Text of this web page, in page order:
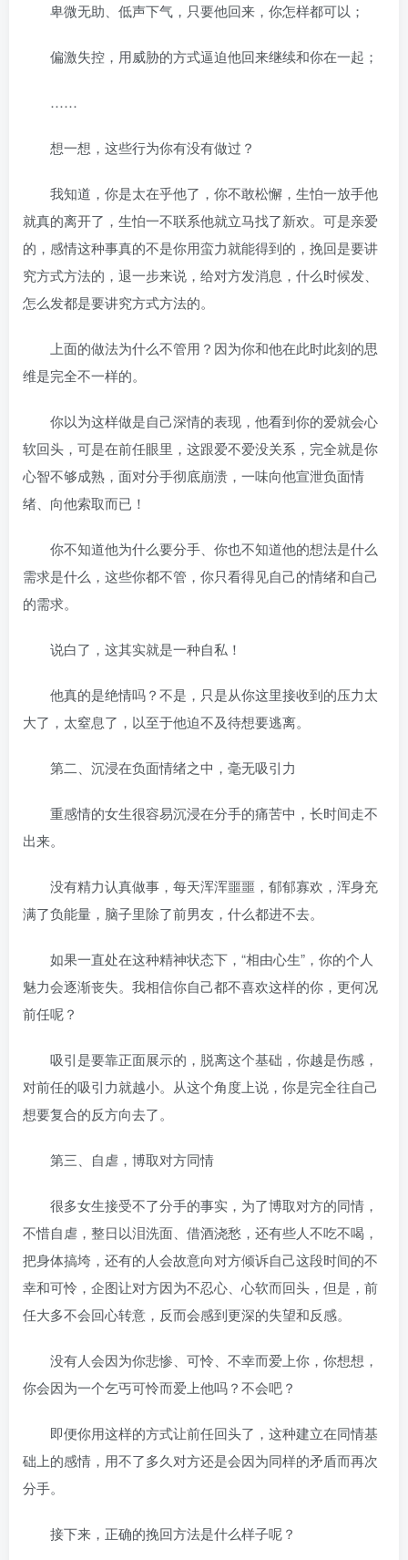
卑微无助、低声下气，只要他回来，你怎样都可以；
偏激失控，用威胁的方式逼迫他回来继续和你在一起；
……
想一想，这些行为你有没有做过？
我知道，你是太在乎他了，你不敢松懈，生怕一放手他
就真的离开了，生怕一不联系他就立马找了新欢。可是亲爱
的，感情这种事真的不是你用蛮力就能得到的，挽回是要讲
究方式方法的，退一步来说，给对方发消息，什么时候发、
怎么发都是要讲究方式方法的。
上面的做法为什么不管用？因为你和他在此时此刻的思
维是完全不一样的。
你以为这样做是自己深情的表现，他看到你的爱就会心
软回头，可是在前任眼里，这跟爱不爱没关系，完全就是你
心智不够成熟，面对分手彻底崩溃，一味向他宣泄负面情
绪、向他索取而已！
你不知道他为什么要分手、你也不知道他的想法是什么
需求是什么，这些你都不管，你只看得见自己的情绪和自己
的需求。
说白了，这其实就是一种自私！
他真的是绝情吗？不是，只是从你这里接收到的压力太
大了，太窒息了，以至于他迫不及待想要逃离。
第二、沉浸在负面情绪之中，毫无吸引力
重感情的女生很容易沉浸在分手的痛苦中，长时间走不
出来。
没有精力认真做事，每天浑浑噩噩，郁郁寡欢，浑身充
满了负能量，脑子里除了前男友，什么都进不去。
如果一直处在这种精神状态下，“相由心生”，你的个人
魅力会逐渐丧失。我相信你自己都不喜欢这样的你，更何况
前任呢？
吸引是要靠正面展示的，脱离这个基础，你越是伤感，
对前任的吸引力就越小。从这个角度上说，你是完全往自己
想要复合的反方向去了。
第三、自虐，博取对方同情
很多女生接受不了分手的事实，为了博取对方的同情，
不惜自虐，整日以泪洗面、借酒浇愁，还有些人不吃不喝，
把身体搞垮，还有的人会故意向对方倾诉自己这段时间的不
幸和可怜，企图让对方因为不忍心、心软而回头，但是，前
任大多不会回心转意，反而会感到更深的失望和反感。
没有人会因为你悲惨、可怜、不幸而爱上你，你想想，
你会因为一个乞丐可怜而爱上他吗？不会吧？
即便你用这样的方式让前任回头了，这种建立在同情基
础上的感情，用不了多久对方还是会因为同样的矛盾而再次
分手。
接下来，正确的挽回方法是什么样子呢？